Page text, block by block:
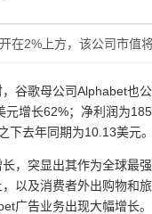
在2%上方，该公司市值
谷歌母公司Alphabet也
增长62%；净利润为
下去年同期为10.13美元
，突显出其作为全球最
以及消费者外出购物和
广告业务出现大幅增长。